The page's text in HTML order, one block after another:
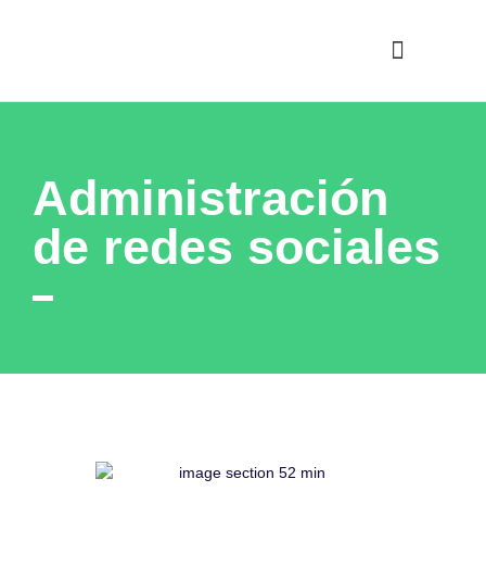
Administración
de redes sociales